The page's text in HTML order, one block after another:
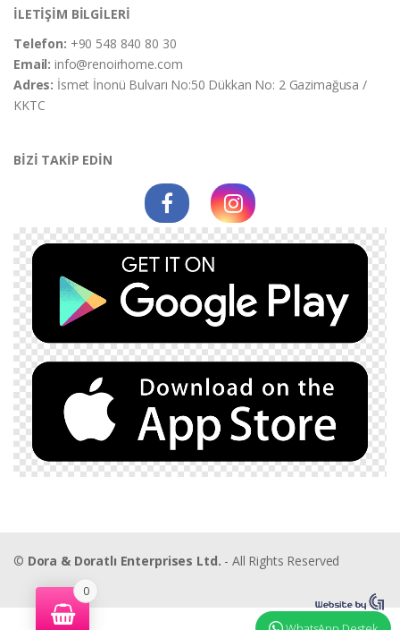
İLETİŞİM BİLGİLERİ
Telefon: +90 548 840 80 30
Email:info@renoirhome.com
Adres: İsmet İnonü Bulvarı No:50 Dükkan No: 2 Gazimağusa /
KKTC
BİZİ TAKİP EDİN
© Dora & Doratlı Enterprises Ltd. - All Rights Reserved
0